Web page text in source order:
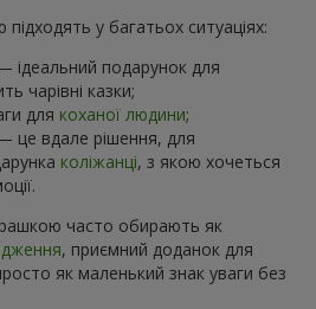
у багатьох ситуаціях:
ідеальний подарунок для
чарівні казки;
для коханої людини;
це вдале рішення, для
коліжанці, з якою хочеться
часто обирають як
, приємний доданок для
як маленький знак уваги без